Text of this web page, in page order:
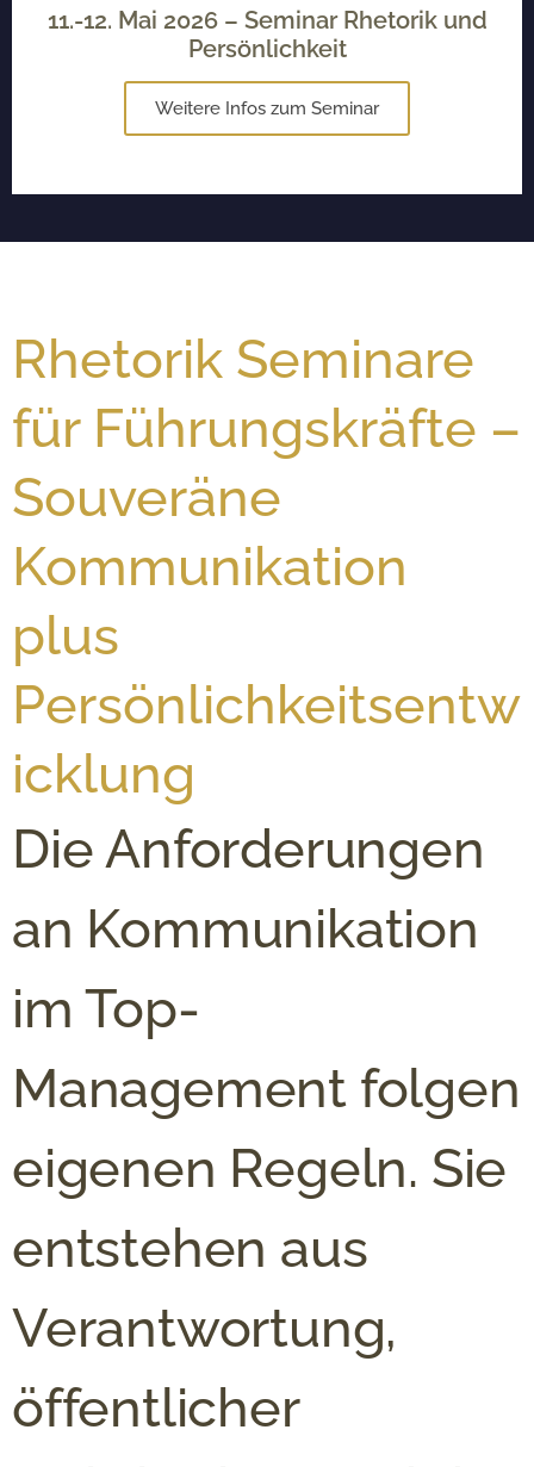
11.-12. Mai 2026 – Seminar Rhetorik und
Persönlichkeit
Weitere Infos zum Seminar
Rhetorik Seminare
für Führungskräfte –
Souveräne
Kommunikation
plus
Persönlichkeitsentw
icklung
Die Anforderungen
an Kommunikation
im Top-
Management folgen
eigenen Regeln. Sie
entstehen aus
Verantwortung,
öffentlicher